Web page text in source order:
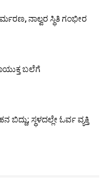
ನಾಲ್ವರ ಸ್ಥಿತಿ ಗಂಭೀರ
ಬಲೆಗೆ
ಬಿದ್ದು; ಸ್ಥಳದಲ್ಲೇ ಓರ್ವ ವ್ಯಕ್ತಿ